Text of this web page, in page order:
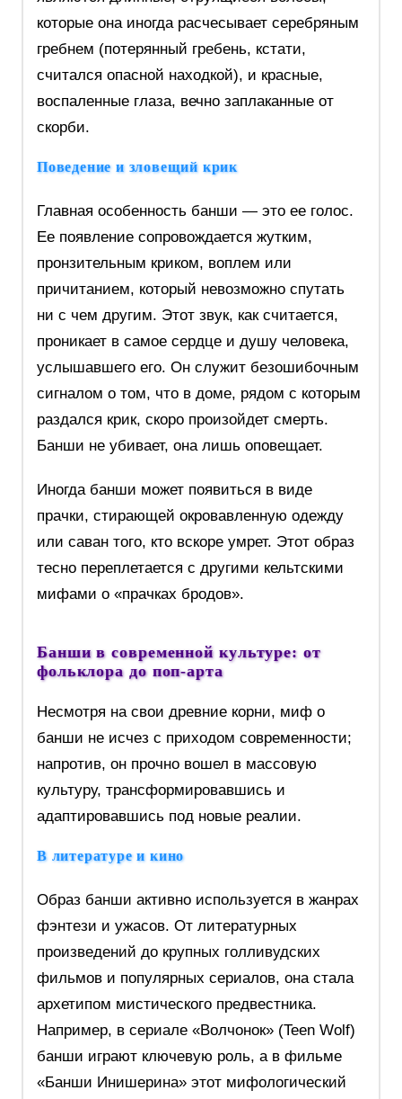
которые она иногда расчесывает серебряным
гребнем (потерянный гребень, кстати,
считался опасной находкой), и красные,
воспаленные глаза, вечно заплаканные от
скорби.
Поведение и зловещий крик
Главная особенность банши — это ее голос.
Ее появление сопровождается жутким,
пронзительным криком, воплем или
причитанием, который невозможно спутать
ни с чем другим. Этот звук, как считается,
проникает в самое сердце и душу человека,
услышавшего его. Он служит безошибочным
сигналом о том, что в доме, рядом с которым
раздался крик, скоро произойдет смерть.
Банши не убивает, она лишь оповещает.
Иногда банши может появиться в виде
прачки, стирающей окровавленную одежду
или саван того, кто вскоре умрет. Этот образ
тесно переплетается с другими кельтскими
мифами о «прачках бродов».
Банши в современной культуре: от
фольклора до поп-арта
Несмотря на свои древние корни, миф о
банши не исчез с приходом современности;
напротив, он прочно вошел в массовую
культуру, трансформировавшись и
адаптировавшись под новые реалии.
В литературе и кино
Образ банши активно используется в жанрах
фэнтези и ужасов. От литературных
произведений до крупных голливудских
фильмов и популярных сериалов, она стала
архетипом мистического предвестника.
Например, в сериале «Волчонок» (Teen Wolf)
банши играют ключевую роль, а в фильме
«Банши Инишерина» этот мифологический